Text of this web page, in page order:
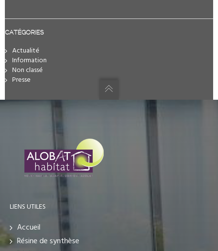
CATÉGORIES
Actualité
Information
Non classé
Presse
LIENS UTILES
Accueil
Résine de synthèse